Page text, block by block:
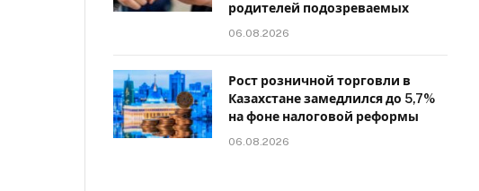
родителей подозреваемых
06.08.2026
Рост розничной торговли в
Казахстане замедлился до 5,7%
на фоне налоговой реформы
06.08.2026